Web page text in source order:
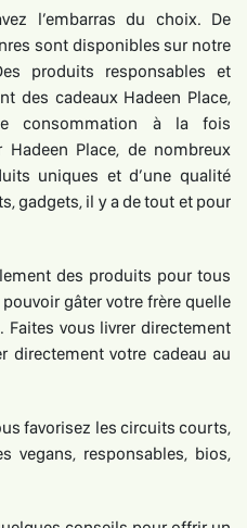
l’embarras du choix. De
sont disponibles sur notre
produits responsables et
des cadeaux Hadeen Place,
consommation à la fois
Place, de nombreux
uniques et d’une qualité
gadgets, il y a de tout et pour
des produits pour tous
gâter votre frère quelle
vous livrer directement
directement votre cadeau au
favorisez les circuits courts,
vegans, responsables, bios,